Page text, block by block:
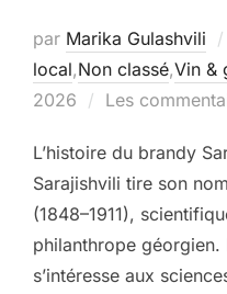
par Marika Gulashvili
local,Non classé,Vin &
2026
Les
L’histoire du brandy
Sarajishvili tire son
(1848–1911),
philanthrope géorgien.
s’intéresse aux